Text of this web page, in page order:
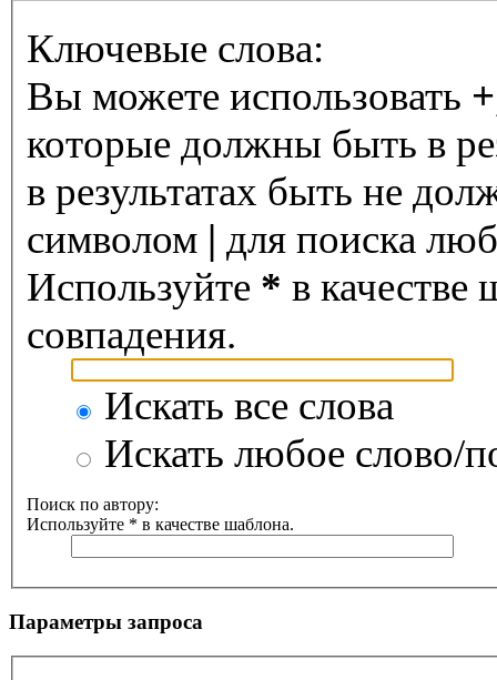
Ключевые слова:
Вы можете использовать +
которые должны быть в
в результатах быть не
символом | для поиска
Используйте * в качестве
совпадения.
Искать все слова
Искать любое слово/
Поиск по автору:
Используйте * в качестве шаблона.
Параметры запроса